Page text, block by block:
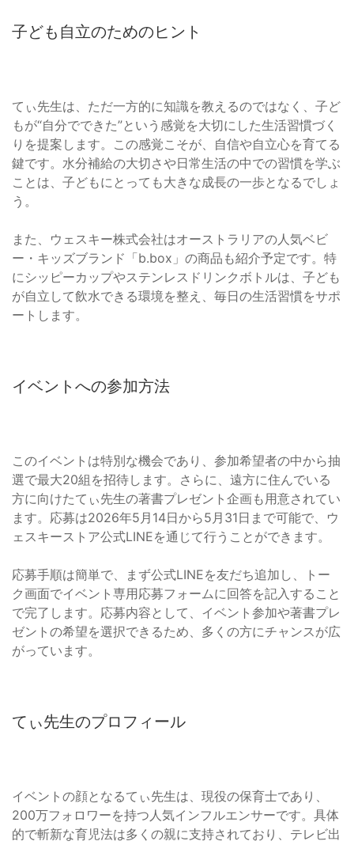
子ども自立のためのヒント
てぃ先生は、ただ一方的に知識を教えるのではなく、子ど
もが“自分でできた”という感覚を大切にした生活習慣づく
りを提案します。この感覚こそが、自信や自立心を育てる
鍵です。水分補給の大切さや日常生活の中での習慣を学ぶ
ことは、子どもにとっても大きな成長の一歩となるでしょ
う。
また、ウェスキー株式会社はオーストラリアの人気ベビ
ー・キッズブランド「b.box」の商品も紹介予定です。特
にシッピーカップやステンレスドリンクボトルは、子ども
が自立して飲水できる環境を整え、毎日の生活習慣をサポ
ートします。
イベントへの参加方法
このイベントは特別な機会であり、参加希望者の中から抽
選で最大20組を招待します。さらに、遠方に住んでいる
方に向けたてぃ先生の著書プレゼント企画も用意されてい
ます。応募は2026年5月14日から5月31日まで可能で、ウ
ェスキーストア公式LINEを通じて行うことができます。
応募手順は簡単で、まず公式LINEを友だち追加し、トー
ク画面でイベント専用応募フォームに回答を記入すること
で完了します。応募内容として、イベント参加や著書プレ
ゼントの希望を選択できるため、多くの方にチャンスが広
がっています。
てぃ先生のプロフィール
イベントの顔となるてぃ先生は、現役の保育士であり、
200万フォロワーを持つ人気インフルエンサーです。具体
的で斬新な育児法は多くの親に支持されており、テレビ出